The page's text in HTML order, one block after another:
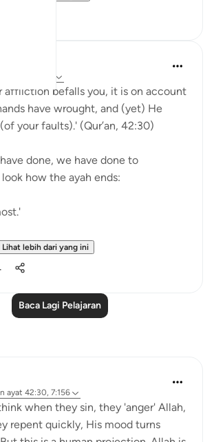
affliction befalls you, it is on account
have wrought, and (yet) He
your faults).' (Qur’an, 42:30)
done, we have done to
how the ayah ends:
Lihat lebih dari yang ini
Baca Lagi Pelajaran
ayat 42:30, 7:156
when they sin, they 'anger' Allah,
repent quickly, His mood turns